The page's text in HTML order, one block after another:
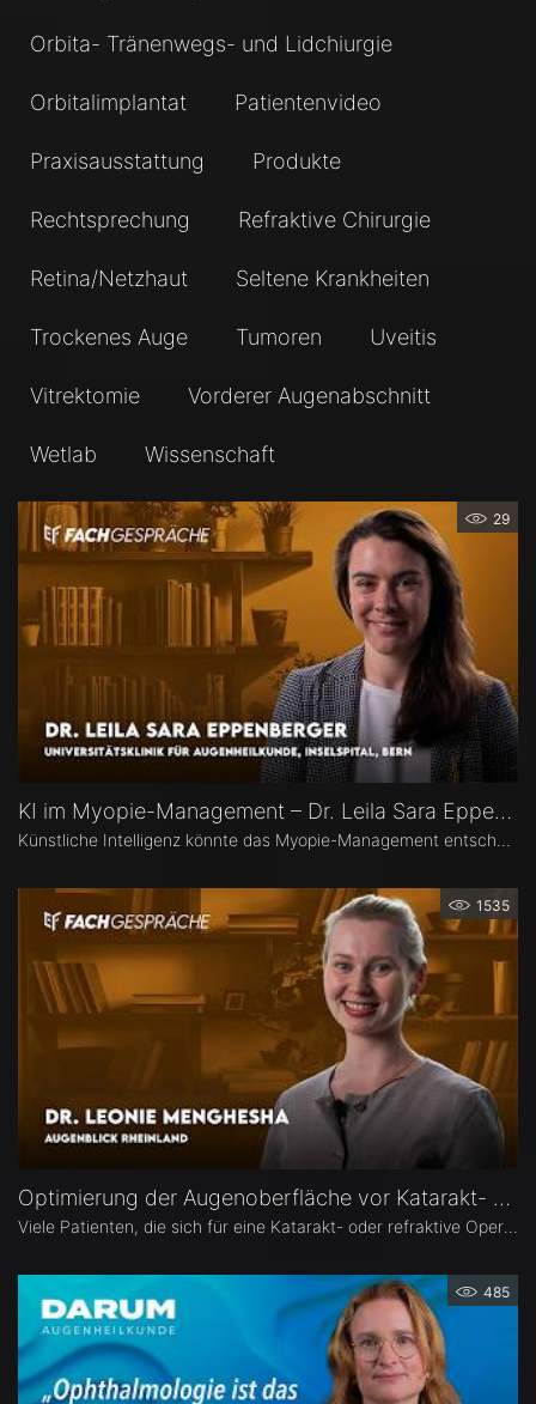
Orbita- Tränenwegs- und Lidchiurgie
Orbitalimplantat Patientenvideo
Praxisausstattung Produkte
Rechtsprechung Refraktive Chirurgie
Retina/Netzhaut Seltene Krankheiten
Trockenes Auge Tumoren Uveitis
Vitrektomie Vorderer Augenabschnitt
Wetlab Wissenschaft
29
KI im Myopie-Management – Dr. Leila Sara Eppenberger
1535
Optimierung der Augenoberfläche vor Katarakt- und Refraktiver Operation – Dr. Leonie Menghesha
485